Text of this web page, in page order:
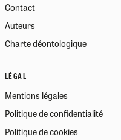
Contact
Auteurs
Charte déontologique
LÉGAL
Mentions légales
Politique de confidentialité
Politique de cookies